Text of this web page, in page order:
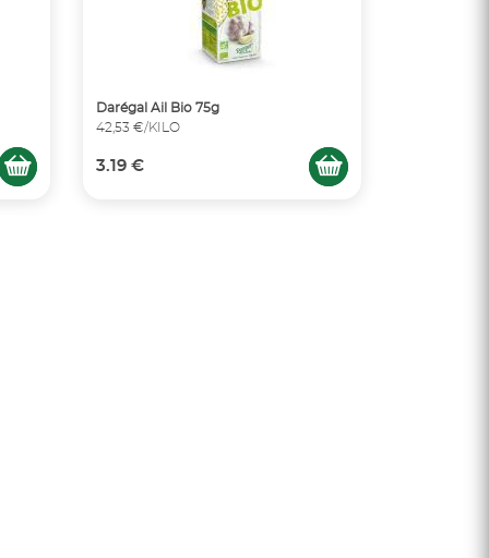
Darégal Ail Bio 75g
42,53 €/KILO
3.19 €